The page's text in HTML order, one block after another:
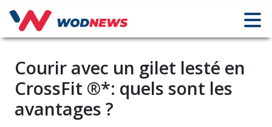
Courir avec un gilet lesté en
CrossFit ®*: quels sont les
avantages ?